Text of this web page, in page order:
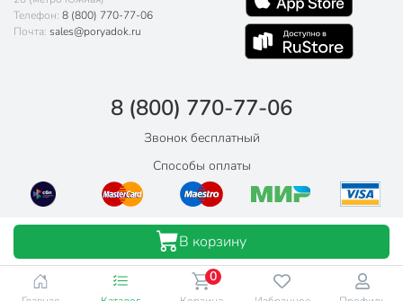
Телефон: 8 (800) 770-77-06
Почта: sales@poryadok.ru
8 (800) 770-77-06
Звонок бесплатный
Способы оплаты
0
В корзину